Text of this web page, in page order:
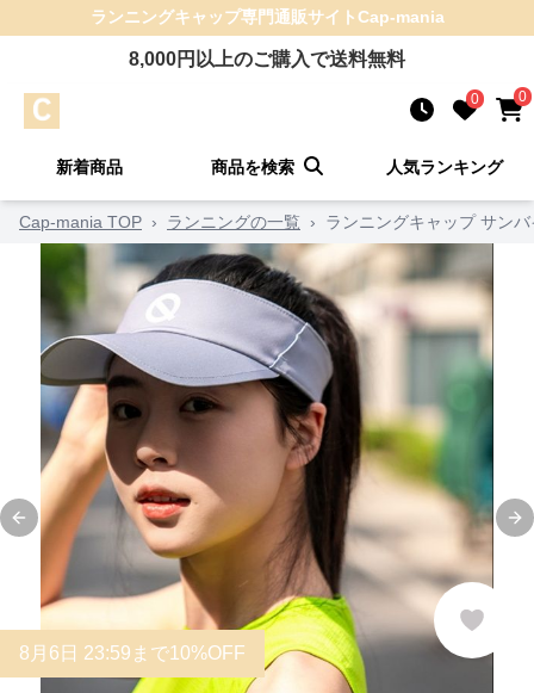
ランニングキャップ専門通販サイトCap-mania
8,000円以上のご購入で送料無料
0 0
新着商品 商品を検索 人気ランキング
Cap-mania TOP › ランニングの一覧 › ランニングキャップ サン
Previous slide
8 月 6 日 23:59まで10%OFF